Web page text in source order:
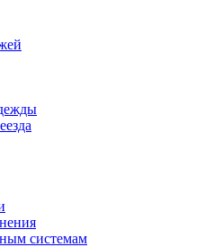
системам